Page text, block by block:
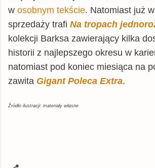
w osobnym tekście. Natomiast już
sprzedaży trafi Na tropach
kolekcji Barksa zawierający kilka
historii z najlepszego okresu w
natomiast pod koniec miesiąca na
zawita Gigant Poleca Extra.
Źródło ilustracji: materiały własne